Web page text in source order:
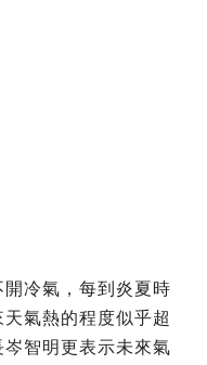
冷氣，每到炎夏時
氣熱的程度似乎超
智明更表示未來氣